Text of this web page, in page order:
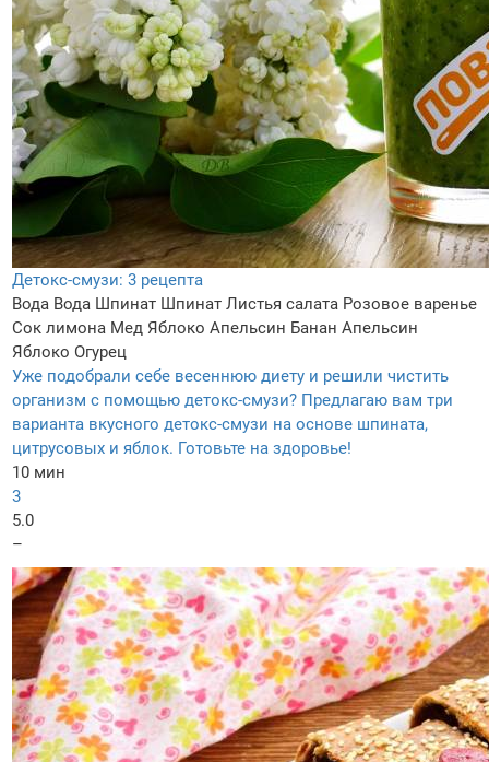
Детокс-смузи: 3 рецепта
Вода Вода Шпинат Шпинат Листья салата Розовое варенье
Сок лимона Мед Яблоко Апельсин Банан Апельсин
Яблоко Огурец
Уже подобрали себе весеннюю диету и решили чистить
организм с помощью детокс-смузи? Предлагаю вам три
варианта вкусного детокс-смузи на основе шпината,
цитрусовых и яблок. Готовьте на здоровье!
10 мин
3
5.0
–